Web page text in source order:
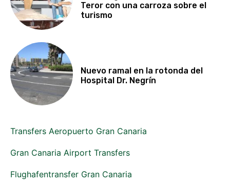
Teror con una carroza sobre el
turismo
Nuevo ramal en la rotonda del
Hospital Dr. Negrín
Transfers Aeropuerto Gran Canaria
Gran Canaria Airport Transfers
Flughafentransfer Gran Canaria